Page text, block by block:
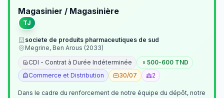
Magasinier / Magasinière
TJ
societe de produits pharmaceutiques de sud
Megrine, Ben Arous (2033)
CDI - Contrat à Durée Indéterminée
500-600 TND
Commerce et Distribution
30/07 2
Dans le cadre du renforcement de notre équipe du dépôt, notre